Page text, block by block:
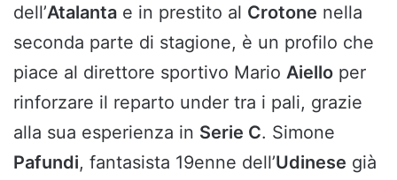
dell’Atalanta e in prestito al Crotone nella
seconda parte di stagione, è un profilo che
piace al direttore sportivo Mario Aiello per
rinforzare il reparto under tra i pali, grazie
alla sua esperienza in Serie C. Simone
Pafundi, fantasista 19enne dell’Udinese già